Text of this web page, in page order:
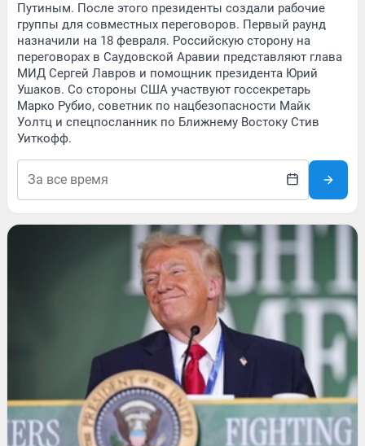
Путиным. После этого президенты создали рабочие
группы для совместных переговоров. Первый раунд
назначили на 18 февраля. Российскую сторону на
переговорах в Саудовской Аравии представляют глава
МИД Сергей Лавров и помощник президента Юрий
Ушаков. Со стороны США участвуют госсекретарь
Марко Рубио, советник по нацбезопасности Майк
Уолтц и спецпосланник по Ближнему Востоку Стив
Уиткофф.